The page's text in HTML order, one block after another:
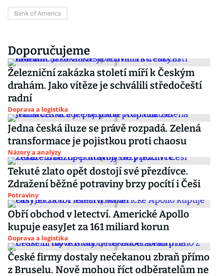
Bank of America
Doporučujeme
Železniční zakázka století míří k Českým
drahám. Jako vítěze je schválili středočeští
radní
Doprava a logistika
Jedna česká iluze se právě rozpadá. Zelená
transformace je pojistkou proti chaosu
Názory a analýzy
Tekuté zlato opět dostojí své přezdívce.
Zdražení běžné potraviny brzy pocítí i Češi
Potraviny
Obří obchod v letectví. Americké Apollo
kupuje easyJet za 161 miliard korun
Doprava a logistika
České firmy dostaly nečekanou zbraň přímo
z Bruselu. Nově mohou říct odběratelům ne